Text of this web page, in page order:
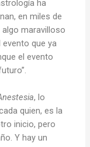
ha
en miles de
maravilloso
evento que ya
el evento
, lo
quien, es la
inicio, pero
Y hay un